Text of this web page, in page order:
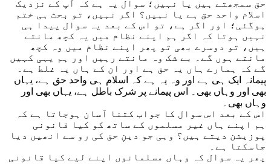
حق سمجھتے ہیں یا نہیں؛ سوال یہ ہے کہ آپ کے نزدیک
اسلام واحد حق ہے یا نہیں؟ اگر نہیں، تو بحث ہی ختم
ہوگئی؛ اور اگر ہے، تو اس کے بعد یہ سوال پیدا ہی
نہیں ہوتا کہ اگر ہم اپنے نظام میں یہ کچھ مانتے
ہیں، تو دوسرے بھی تو پھر اپنے نظام میں وہ کچھ
مانتے ہوں گے۔ بے شک وہ مانتے رہیں اور ہم یہی کہیں
گے کہ ہمارے ہاں یہ حق ہے اور ان کے ہاں یہ غلط ہے۔
پیمانہ ایک ہی ہے اور وہ یہ ہے کہ اسلام ہی واحد حق ہے، یہاں
بھی اور وہاں بھی۔ اس پیمانے پر شرک باطل ہے، یہاں بھی اور
وہاں بھی۔
اس کے بعد اس سوال کا جواب کتنا آسان ہوجاتا ہے کہ
ہم اپنے ہاں غیر مسلموں کے ساتھ کو کیا قانونی
پوزیشن دیتے ہیں؟ وہی جو دینِ حق کی رو سے انھیں دیا
جاسکتا ہے۔
پھر یہ سوال کہ وہاں مسلمانوں اپنے لیے کیا قانونی